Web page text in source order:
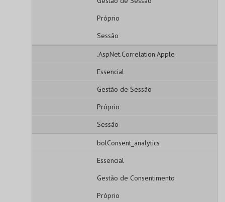
Próprio
Sessão
.AspNet.Correlation.Apple
Essencial
Gestão de Sessão
Próprio
Sessão
bolConsent_analytics
Essencial
Gestão de Consentimento
Próprio